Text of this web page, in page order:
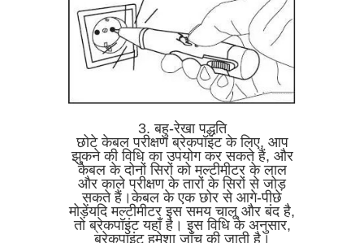
3. बहु-रेखा पद्धति
छोटे केबल परीक्षण ब्रेकपॉइंट के लिए, आप
झुकने की विधि का उपयोग कर सकते हैं, और
केबल के दोनों सिरों को मल्टीमीटर के लाल
और काले परीक्षण के तारों के सिरों से जोड़
सकते हैं।केबल के एक छोर से आगे-पीछे
मोड़ेंयदि मल्टीमीटर इस समय चालू और बंद है,
तो ब्रेकपॉइंट यहाँ है। इस विधि के अनुसार,
ब्रेकपॉइंट हमेशा जाँच की जाती है।